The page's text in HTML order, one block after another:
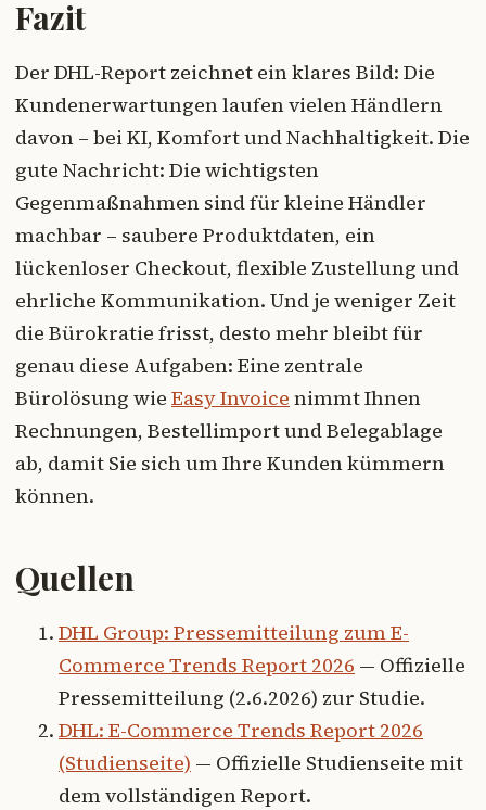
Fazit
Der DHL-Report zeichnet ein klares Bild: Die
Kundenerwartungen laufen vielen Händlern
davon – bei KI, Komfort und Nachhaltigkeit. Die
gute Nachricht: Die wichtigsten
Gegenmaßnahmen sind für kleine Händler
machbar – saubere Produktdaten, ein
lückenloser Checkout, flexible Zustellung und
ehrliche Kommunikation. Und je weniger Zeit
die Bürokratie frisst, desto mehr bleibt für
genau diese Aufgaben: Eine zentrale
Bürolösung wie Easy Invoice nimmt Ihnen
Rechnungen, Bestellimport und Belegablage
ab, damit Sie sich um Ihre Kunden kümmern
können.
Quellen
DHL Group: Pressemitteilung zum E-
Commerce Trends Report 2026 — Offizielle
Pressemitteilung (2.6.2026) zur Studie.
DHL: E-Commerce Trends Report 2026
(Studienseite) — Offizielle Studienseite mit
dem vollständigen Report.